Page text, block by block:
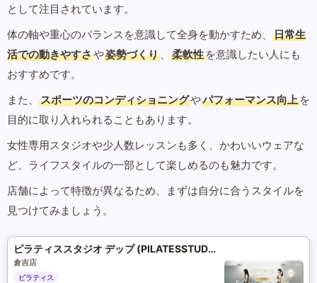
として注目されています。
体の軸や重心のバランスを意識して全身を動かすため、
日常生
活での動きやすさや姿勢づくり 、 柔軟性 を意識したい人にも
おすすめです。
また、
スポーツのコンディショニングやパフォーマンス向上 を
目的に取り入れられることもあります。
女性専用スタジオや少人数レッスンも多く、かわいいウェアな
ど、ライフスタイルの一部として楽しめるのも魅力です。
店舗によって特徴が異なるため、まずは自分に合うスタイルを
見つけてみましょう。
ピラティススタジオ デップ (PILATESSTUDIO DEP)
倉吉店
ピラティス